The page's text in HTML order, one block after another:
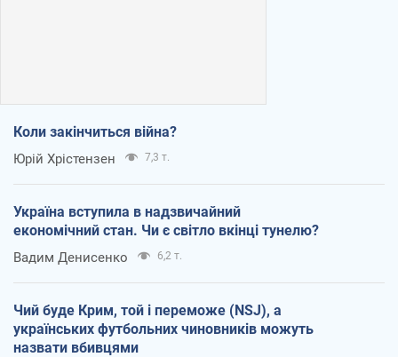
Коли закінчиться війна?
Юрій Хрістензен 7,3 т.
Україна вступила в надзвичайний
економічний стан. Чи є світло вкінці тунелю?
Вадим Денисенко 6,2 т.
Чий буде Крим, той і переможе (NSJ), а
українських футбольних чиновників можуть
назвати вбивцями